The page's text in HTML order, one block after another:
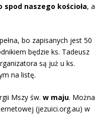
spod naszego kościoła, a
bo zapisanych jest 50
będzie ks. Tadeusz
są już u ks.
na listę.
Mszy św.w maju. Można
(jezuici.org.au) w